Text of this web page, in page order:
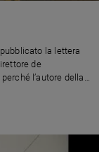
la lettera
de
l’autore della
E c’è lo zampino di